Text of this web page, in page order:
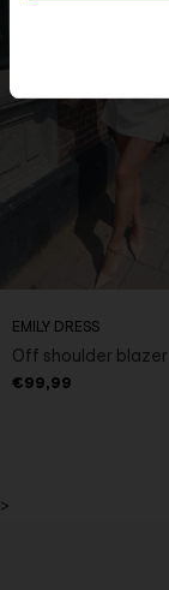
EMILY DRESS
Off shoulder
€99,99
>